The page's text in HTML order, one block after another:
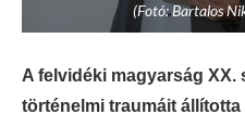
(Fotó: Bartalos
A felvidéki magyarság
történelmi traumáit